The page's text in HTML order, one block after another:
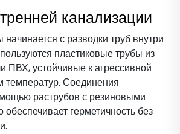
канализации
с разводки труб внутри
пластиковые трубы из
ПВХ, устойчивые к агрессивной
температур. Соединения
раструбов с резиновыми
обеспечивает герметичность без